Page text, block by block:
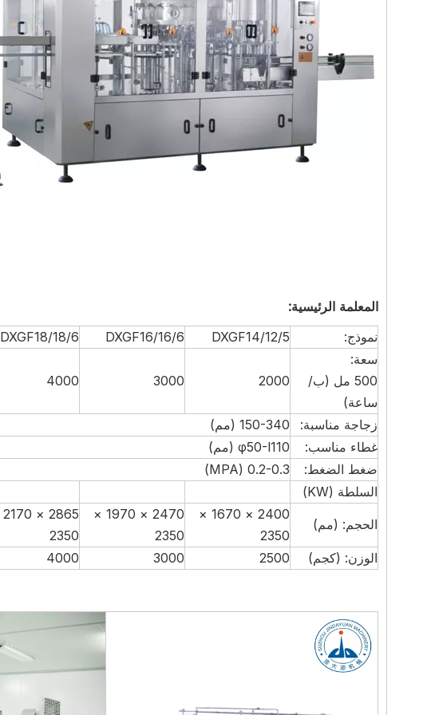
المعلمة الرئيسية:
نموذج:
DXGF14/12/5
DXGF16/16/6
DXGF18/18/6
سعة:
500 مل (ب/
ساعة)
2000
3000
4000
زجاجة مناسبة:
150-340 (مم)
غطاء مناسب:
φ50-l110 (مم)
ضغط الضغط:
0.2-0.3 (MPA)
السلطة (KW)
الحجم: (مم)
2400 × 1670 ×
2350
2470 × 1970 ×
2350
2350
الوزن: (كجم)
2500
3000
4000